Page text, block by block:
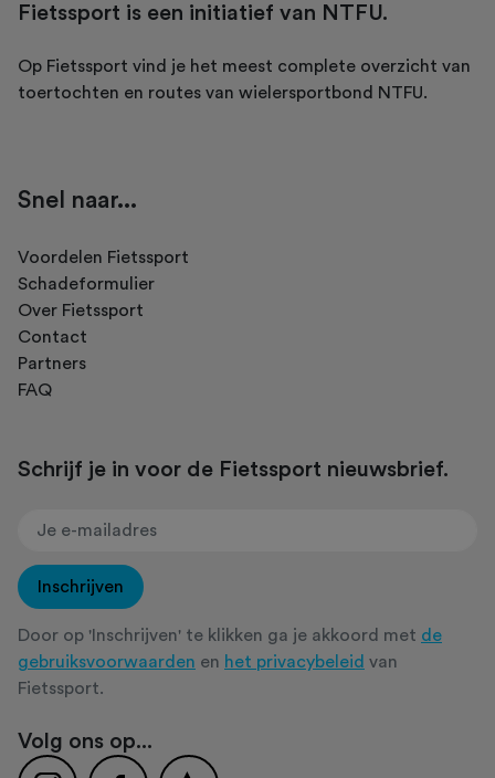
Fietssport is een initiatief van NTFU.
Op Fietssport vind je het meest complete overzicht van
toertochten en routes van wielersportbond NTFU.
Snel naar...
Voordelen Fietssport
Schadeformulier
Over Fietssport
Contact
Partners
FAQ
Schrijf je in voor de Fietssport nieuwsbrief.
Inschrijven
Door op 'Inschrijven' te klikken ga je akkoord met de
gebruiksvoorwaarden en het privacybeleid van
Fietssport.
Volg ons op...